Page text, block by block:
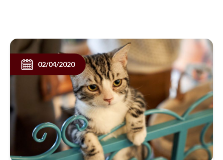
02/04/2020